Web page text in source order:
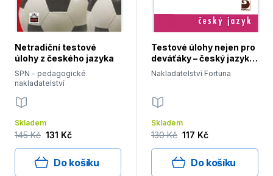
Netradiční testové
úlohy z českého jazyka
SPN - pedagogické
nakladatelství
Skladem
145 Kč 131 Kč
Do košíku
Testové úlohy nejen pro
deváťáky – český jazyk,
cvičebnice
Nakladatelství Fortuna
Skladem
130 Kč 117 Kč
Do košíku